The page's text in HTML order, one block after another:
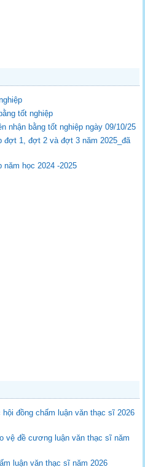
tốt nghiệp
nhận bằng tốt nghiệp ngày 09/10/25
đợt 1, đợt 2 và đợt 3 năm 2025_đã
năm học 2024 -2025
đồng chấm luận văn thạc sĩ 2026
vệ đề cương luận văn thạc sĩ năm
luận văn thạc sĩ năm 2026